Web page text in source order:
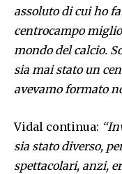
assoluto di cui ho
centrocampo
mondo del calcio.
sia mai stato un
avevamo formato
Vidal continua:
sia stato diverso,
spettacolari, anzi,